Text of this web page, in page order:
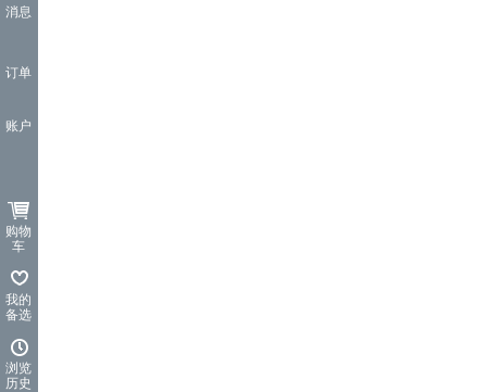
消息
订单
账户
购物
车
我的
备选
浏览
历史